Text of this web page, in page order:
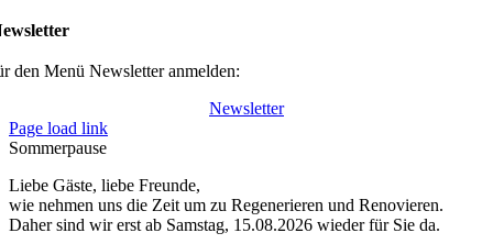
den Menü Newsletter anmelden:
Newsletter
Page load link
Sommerpause
Liebe Gäste, liebe Freunde,
wie nehmen uns die Zeit um zu Regenerieren und Renovieren.
Daher sind wir erst ab Samstag, 15.08.2026 wieder für Sie da.